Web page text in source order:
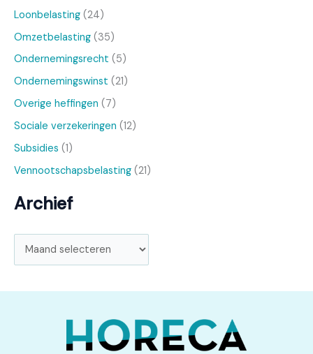
Loonbelasting (24)
Omzetbelasting (35)
Ondernemingsrecht (5)
Ondernemingswinst (21)
Overige heffingen (7)
Sociale verzekeringen (12)
Subsidies (1)
Vennootschapsbelasting (21)
Archief